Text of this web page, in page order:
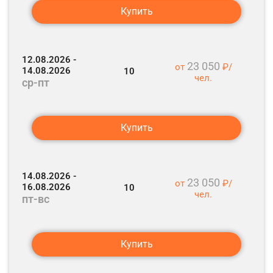
Отправление в Псков (120 км).
После 18:30 – трансфер в отель.
Посещение Псково-Печерского монастыря.
Выезд в Псков (52 км).
После 18:00 – прибытие в Псков, трансфер на ж/д вокзал.
Купить
12.08.2026 -
14.08.2026
ср-пт
10 от 23 050 ₽/
чел.
Купить
14.08.2026 -
16.08.2026
пт-вс
10 от 23 050 ₽/
чел.
Купить